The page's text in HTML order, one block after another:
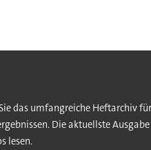
das umfangreiche Heftarchiv
Die aktuellste
lesen.